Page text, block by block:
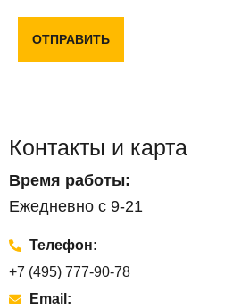
ОТПРАВИТЬ
Контакты и карта
Время работы:
Ежедневно с 9-21
Телефон:
+7 (495) 777-90-78
Email: